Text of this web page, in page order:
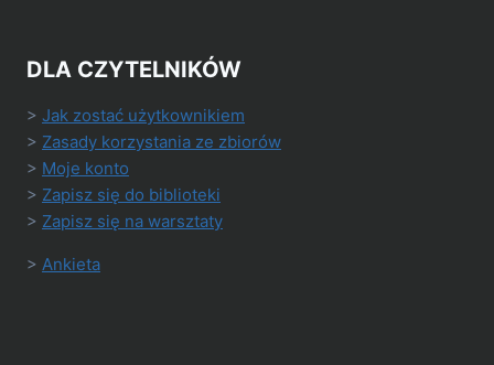
DLA CZYTELNIKÓW
> Jak zostać użytkownikiem
> Zasady korzystania ze zbiorów
> Moje konto
> Zapisz się do biblioteki
> Zapisz się na warsztaty
> Ankieta